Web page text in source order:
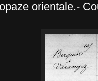
orientale.-